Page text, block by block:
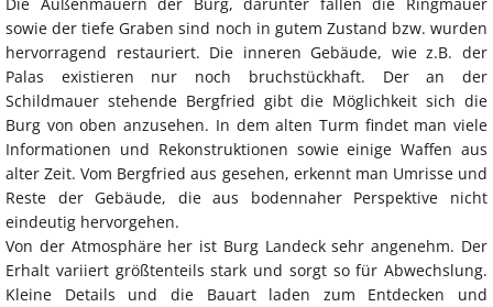
sowie der tiefe Graben sind noch in gutem Zustand bzw. wurden
hervorragend restauriert. Die inneren Gebäude, wie z.B. der
Palas existieren nur noch bruchstückhaft. Der an der
Schildmauer stehende Bergfried gibt die Möglichkeit sich die
Burg von oben anzusehen. In dem alten Turm findet man viele
Informationen und Rekonstruktionen sowie einige Waffen aus
alter Zeit. Vom Bergfried aus gesehen, erkennt man Umrisse und
Reste der Gebäude, die aus bodennaher Perspektive nicht
eindeutig hervorgehen.
Von der Atmosphäre her ist Burg Landeck sehr angenehm. Der
Erhalt variiert größtenteils stark und sorgt so für Abwechslung.
Kleine Details und die Bauart laden zum Entdecken und